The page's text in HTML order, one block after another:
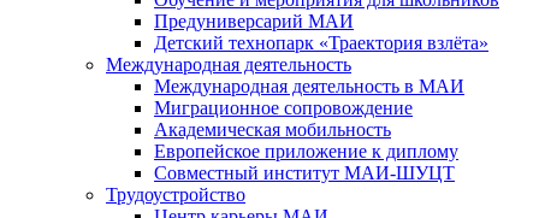
Предуниверсарий МАИ
Детский технопарк «Траектория взлёта»
Международная деятельность
Международная деятельность в МАИ
Миграционное сопровождение
Академическая мобильность
Европейское приложение к диплому
Совместный институт МАИ-ШУЦТ
Трудоустройство